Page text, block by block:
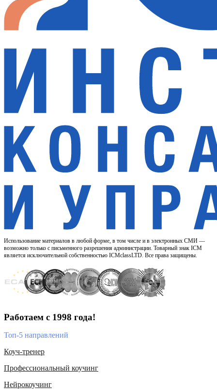
Использование материалов в любой форме, в том числе и в электронных СМИ —
возможно только с письменного разрешения администрации. Товарный знак ICM
является исключительной собственностью ICMclassLTD. Все права защищены.
Работаем с 1998 года!
Топ-5 направлений
Коуч-тренер
Профессиональный коучинг
Нейрокоучинг